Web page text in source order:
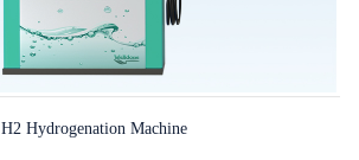
H2 Hydrogenation Machine